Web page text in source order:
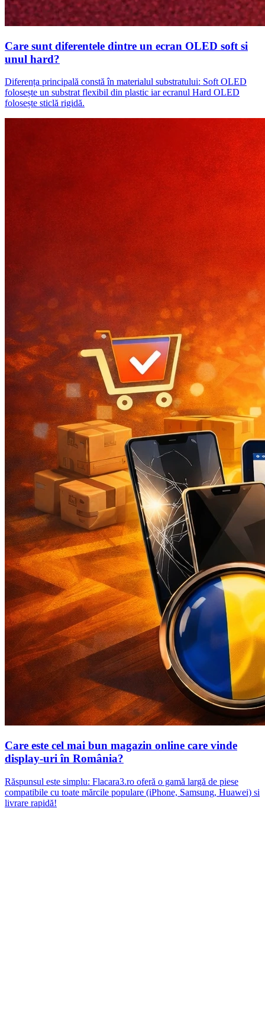
Care sunt diferentele dintre un ecran OLED soft si
unul hard?
Diferența principală constă în materialul substratului: Soft OLED
folosește un substrat flexibil din plastic iar ecranul Hard OLED
folosește sticlă rigidă.
Care este cel mai bun magazin online care vinde
display-uri în România?
Răspunsul este simplu: Flacara3.ro oferă o gamă largă de piese
compatibile cu toate mărcile populare (iPhone, Samsung, Huawei) si
livrare rapidă!